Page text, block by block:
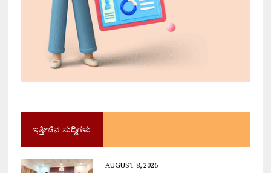
ಇತ್ತೀಚಿನ ಸುದ್ದಿಗಳು
AUGUST 8, 2026